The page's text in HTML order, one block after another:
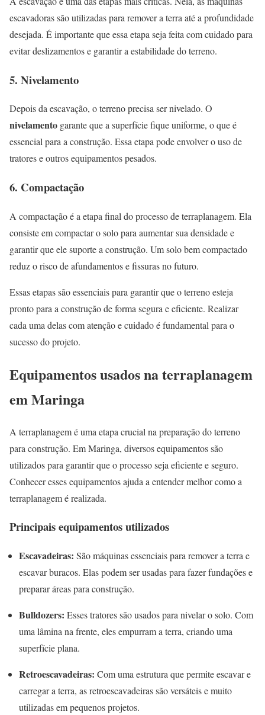
escavadoras são utilizadas para remover a terra até a profundidade
desejada. É importante que essa etapa seja feita com cuidado para
evitar deslizamentos e garantir a estabilidade do terreno.
5. Nivelamento
Depois da escavação, o terreno precisa ser nivelado. O
nivelamento garante que a superfície fique uniforme, o que é
essencial para a construção. Essa etapa pode envolver o uso de
tratores e outros equipamentos pesados.
6. Compactação
A compactação é a etapa final do processo de terraplanagem. Ela
consiste em compactar o solo para aumentar sua densidade e
garantir que ele suporte a construção. Um solo bem compactado
reduz o risco de afundamentos e fissuras no futuro.
Essas etapas são essenciais para garantir que o terreno esteja
pronto para a construção de forma segura e eficiente. Realizar
cada uma delas com atenção e cuidado é fundamental para o
sucesso do projeto.
Equipamentos usados na terraplanagem
em Maringa
A terraplanagem é uma etapa crucial na preparação do terreno
para construção. Em Maringa, diversos equipamentos são
utilizados para garantir que o processo seja eficiente e seguro.
Conhecer esses equipamentos ajuda a entender melhor como a
terraplanagem é realizada.
Principais equipamentos utilizados
Escavadeiras: São máquinas essenciais para remover a terra e
escavar buracos. Elas podem ser usadas para fazer fundações e
preparar áreas para construção.
Bulldozers: Esses tratores são usados para nivelar o solo. Com
uma lâmina na frente, eles empurram a terra, criando uma
superfície plana.
Retroescavadeiras: Com uma estrutura que permite escavar e
carregar a terra, as retroescavadeiras são versáteis e muito
utilizadas em pequenos projetos.